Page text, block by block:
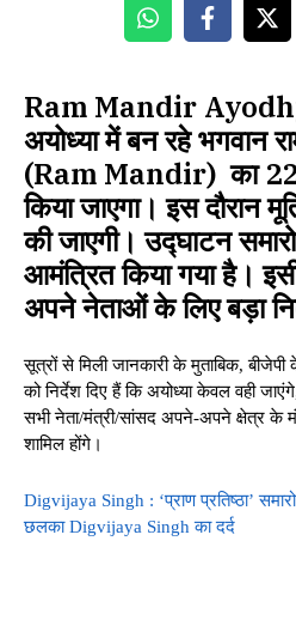
Ram Mandir
अयोध्या में बन रहे भगवान
(Ram Mandir) का 22
किया जाएगा। इस दौरान
की जाएगी। उद्घाटन
आमंत्रित किया गया है।
अपने नेताओं के लिए बड़ा
सूत्रों से मिली जानकारी के मुताबिक, बीजेपी
को निर्देश दिए हैं कि अयोध्या केवल वही
सभी नेता/मंत्री/सांसद अपने-अपने क्षेत्र के
शामिल होंगे।
Digvijaya Singh : ‘प्राण प्रतिष्ठा’
छलका Digvijaya Singh का दर्द